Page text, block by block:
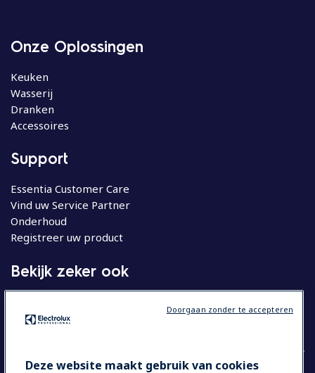
Onze Oplossingen
Keuken
Wasserij
Dranken
Accessoires
Support
Essentia Customer Care
Vind uw Service Partner
Onderhoud
Registreer uw product
Bekijk zeker ook
Huishoudelijke apparatuur
Deze website maakt gebruik van cookies
Doorgaan zonder te accepteren